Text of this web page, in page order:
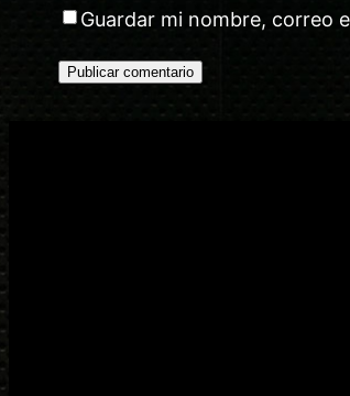
Guardar mi nombre, correo